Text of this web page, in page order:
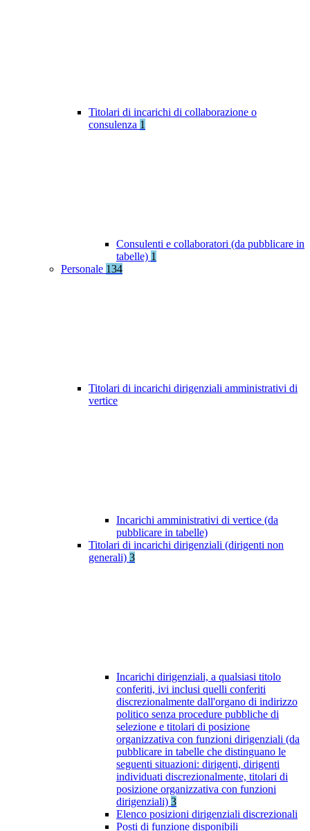
Titolari di incarichi di collaborazione o
consulenza 1
Consulenti e collaboratori (da pubblicare in
tabelle) 1
Personale 134
Titolari di incarichi dirigenziali amministrativi di
vertice
Incarichi amministrativi di vertice (da
pubblicare in tabelle)
Titolari di incarichi dirigenziali (dirigenti non
generali) 3
Incarichi dirigenziali, a qualsiasi titolo
conferiti, ivi inclusi quelli conferiti
discrezionalmente dall'organo di indirizzo
politico senza procedure pubbliche di
selezione e titolari di posizione
organizzativa con funzioni dirigenziali (da
pubblicare in tabelle che distinguano le
seguenti situazioni: dirigenti, dirigenti
individuati discrezionalmente, titolari di
posizione organizzativa con funzioni
dirigenziali) 3
Elenco posizioni dirigenziali discrezionali
Posti di funzione disponibili